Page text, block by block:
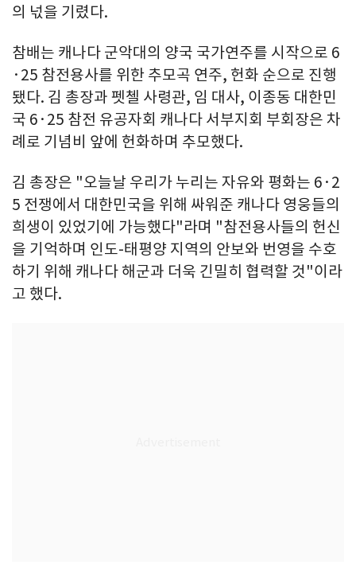
의 넋을 기렸다.
참배는 캐나다 군악대의 양국 국가연주를 시작으로 6
·25 참전용사를 위한 추모곡 연주, 헌화 순으로 진행
됐다. 김 총장과 펫첼 사령관, 임 대사, 이종동 대한민
국 6·25 참전 유공자회 캐나다 서부지회 부회장은 차
례로 기념비 앞에 헌화하며 추모했다.
김 총장은 "오늘날 우리가 누리는 자유와 평화는 6·2
5 전쟁에서 대한민국을 위해 싸워준 캐나다 영웅들의
희생이 있었기에 가능했다"라며 "참전용사들의 헌신
을 기억하며 인도-태평양 지역의 안보와 번영을 수호
하기 위해 캐나다 해군과 더욱 긴밀히 협력할 것"이라
고 했다.